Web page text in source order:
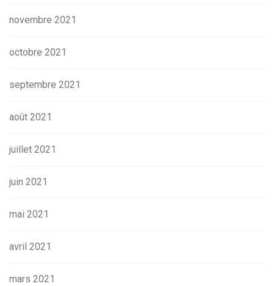
novembre 2021
octobre 2021
septembre 2021
août 2021
juillet 2021
juin 2021
mai 2021
avril 2021
mars 2021